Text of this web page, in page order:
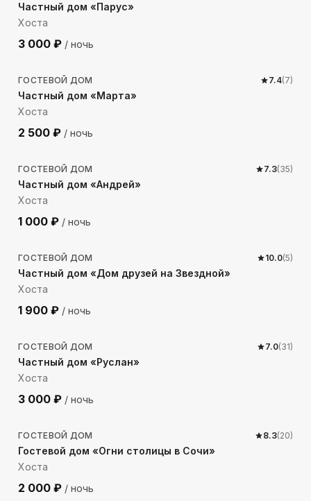
Частный дом «Парус»
Хоста
3 000 ₽ / ночь
330м до моря
ГОСТЕВОЙ ДОМ 7.4(7)
Частный дом «Марта»
Хоста
2 500 ₽ / ночь
621м до моря
ГОСТЕВОЙ ДОМ 7.3(35)
Частный дом «Андрей»
Хоста
1 000 ₽ / ночь
534м до моря
ГОСТЕВОЙ ДОМ 10.0(5)
Частный дом «Дом друзей на Звездной»
Хоста
1 900 ₽ / ночь
81 м до моря
ГОСТЕВОЙ ДОМ 7.0(31)
Частный дом «Руслан»
Хоста
3 000 ₽ / ночь
304м до моря
ГОСТЕВОЙ ДОМ 8.3(20)
Гостевой дом «Огни столицы в Сочи»
Хоста
2 000 ₽ / ночь
529м до моря